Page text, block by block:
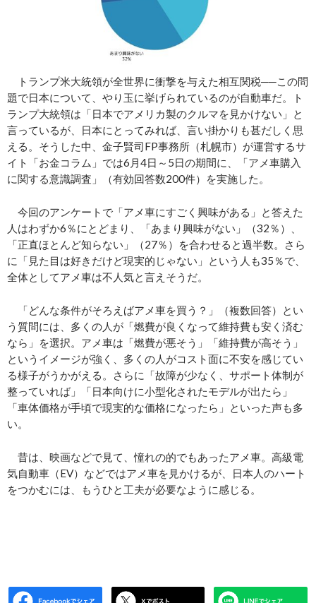
トランプ米大統領が全世界に衝撃を与えた相互関税──この問
題で日本について、やり玉に挙げられているのが自動車だ。ト
ランプ大統領は「日本でアメリカ製のクルマを見かけない」と
言っているが、日本にとってみれば、言い掛かりも甚だしく思
える。そうした中、金子賢司FP事務所（札幌市）が運営するサ
イト「お金コラム」では6月4日～5日の期間に、「アメ車購入
に関する意識調査」（有効回答数200件）を実施した。
今回のアンケートで「アメ車にすごく興味がある」と答えた
人はわずか6％にとどまり、「あまり興味がない」（32％）、
「正直ほとんど知らない」（27％）を合わせると過半数。さら
に「見た目は好きだけど現実的じゃない」という人も35％で、
全体としてアメ車は不人気と言えそうだ。
「どんな条件がそろえばアメ車を買う？」（複数回答）とい
う質問には、多くの人が「燃費が良くなって維持費も安く済む
なら」を選択。アメ車は「燃費が悪そう」「維持費が高そう」
というイメージが強く、多くの人がコスト面に不安を感じてい
る様子がうかがえる。さらに「故障が少なく、サポート体制が
整っていれば」「日本向けに小型化されたモデルが出たら」
「車体価格が手頃で現実的な価格になったら」といった声も多
い。
昔は、映画などで見て、憧れの的でもあったアメ車。高級電
気自動車（EV）などではアメ車を見かけるが、日本人のハート
をつかむには、もうひと工夫が必要なように感じる。